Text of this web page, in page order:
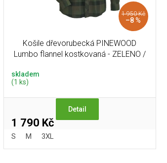
1 950 Kč
–8 %
Košile dřevorubecká PINEWOOD
Lumbo flannel kostkovaná - ZELENO /
skladem
(1 ks)
1 790 Kč
Detail
S M 3XL